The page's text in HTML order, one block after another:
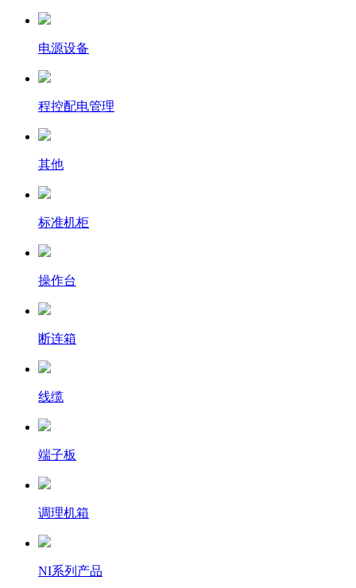
电源设备
程控配电管理
其他
标准机柜
操作台
断连箱
线缆
端子板
调理机箱
NI系列产品